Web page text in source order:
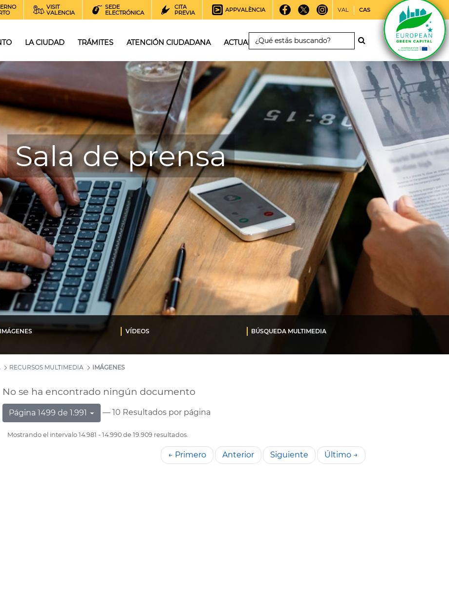
VISIT
VALENCIA
SEDE
ELECTRÓNICA
CITA
PREVIA
APPVALÈNCIA VAL CAS
LA CIUDAD TRÁMITES ATENCIÓN CIUDADANA ACTUALIDAD
Sala de prensa
IMÁGENES VÍDEOS BÚSQUEDA MULTIMEDIA
RECURSOS MULTIMEDIA IMÁGENES
No se ha encontrado ningún documento
Página 1499 de 1.991 — 10 Resultados por página
Mostrando el intervalo 14.981 - 14.990 de 19.909 resultados.
← Primero Anterior Siguiente Último →